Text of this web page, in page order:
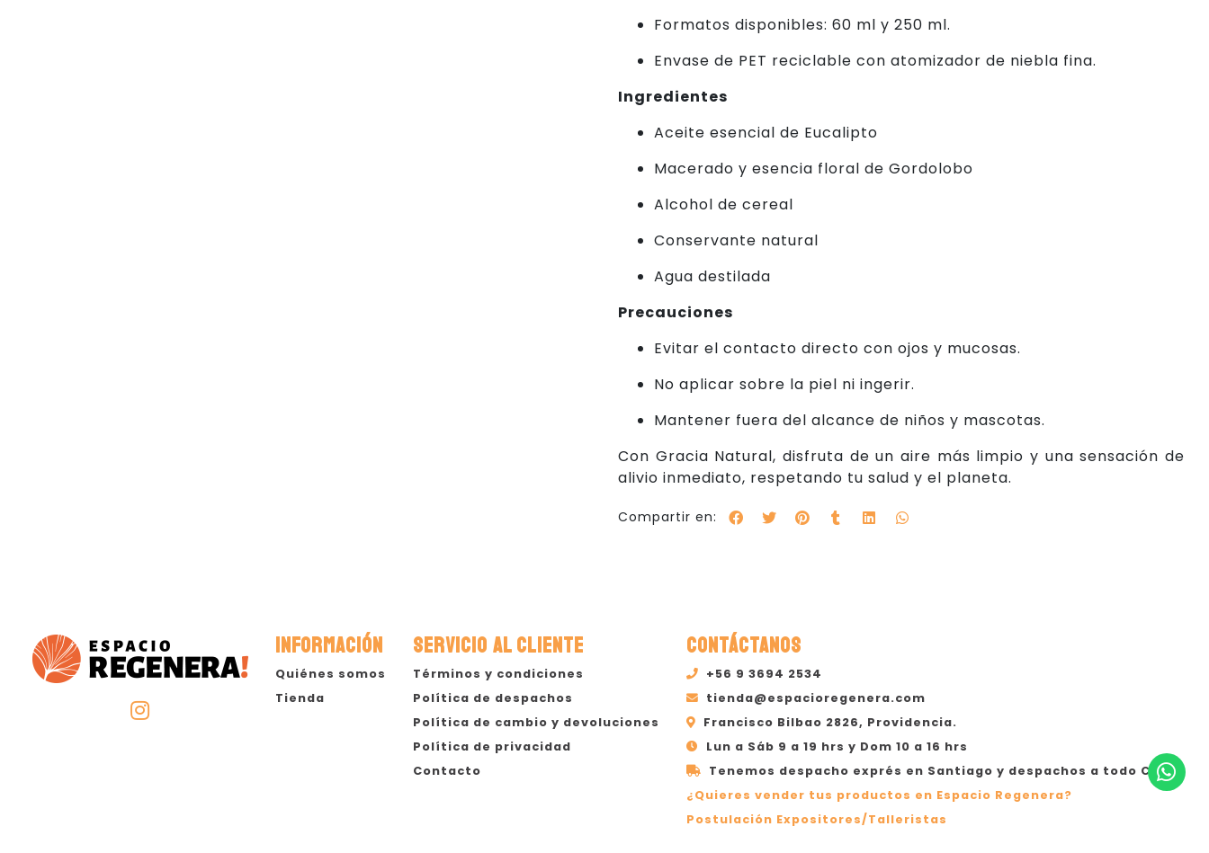
Formatos disponibles: 60 ml y 250 ml.
Envase de PET reciclable con atomizador de niebla fina.
Ingredientes
Aceite esencial de Eucalipto
Macerado y esencia floral de Gordolobo
Alcohol de cereal
Conservante natural
Agua destilada
Precauciones
Evitar el contacto directo con ojos y mucosas.
No aplicar sobre la piel ni ingerir.
Mantener fuera del alcance de niños y mascotas.
Con Gracia Natural, disfruta de un aire más limpio y una sensación de
alivio inmediato, respetando tu salud y el planeta.
Compartir en:
INFORMACIÓN
Quiénes somos
Tienda
SERVICIO AL CLIENTE
Términos y condiciones
Política de despachos
Política de cambio y devoluciones
Política de privacidad
Contacto
CONTÁCTANOS
+56 9 3694 2534
tienda@espacioregenera.com
Francisco Bilbao 2826, Providencia.
Lun a Sáb 9 a 19 hrs y Dom 10 a 16 hrs
Tenemos despacho exprés en Santiago y despachos a todo Chile
¿Quieres vender tus productos en Espacio Regenera?
Postulación Expositores/Talleristas